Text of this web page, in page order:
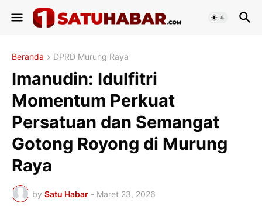
Beranda DPRD Murung Raya
Imanudin: Idulfitri
Momentum Perkuat
Persatuan dan Semangat
Gotong Royong di Murung
Raya
by Satu Habar - Maret 23, 2026